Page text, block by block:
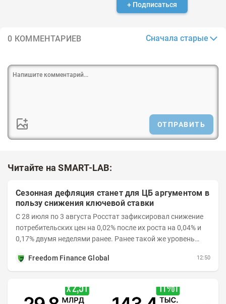
+ Подписаться
0 КОММЕНТАРИЕВ Сначала старые
ОТПРАВИТЬ
Читайте на SMART-LAB:
Сезонная дефляция станет для ЦБ аргументом в
пользу снижения ключевой ставки
С 28 июля по 3 августа Росстат зафиксировал снижение
потребительских цен на 0,02% после их роста на 0,04% и
0,17% двумя неделями ранее. Ранее такой же уровень
Freedom Finance Global
12:50